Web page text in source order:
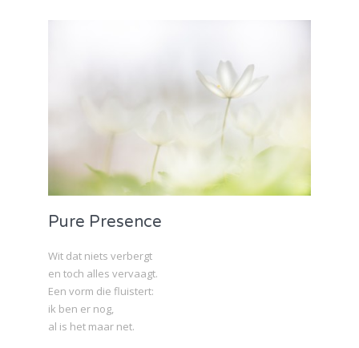
Pure Presence
Wit dat niets verbergt
en toch alles vervaagt.
Een vorm die fluistert:
ik ben er nog,
al is het maar net.